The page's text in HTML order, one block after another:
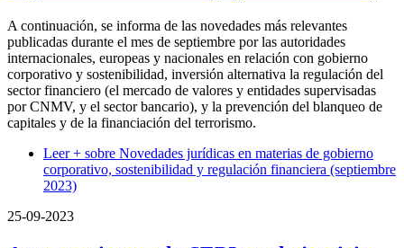
A continuación, se informa de las novedades más relevantes
publicadas durante el mes de septiembre por las autoridades
internacionales, europeas y nacionales en relación con gobierno
corporativo y sostenibilidad, inversión alternativa la regulación del
sector financiero (el mercado de valores y entidades supervisadas
por CNMV, y el sector bancario), y la prevención del blanqueo de
capitales y de la financiación del terrorismo.
Leer + sobre Novedades jurídicas en materias de gobierno
corporativo, sostenibilidad y regulación financiera (septiembre
2023)
25-09-2023